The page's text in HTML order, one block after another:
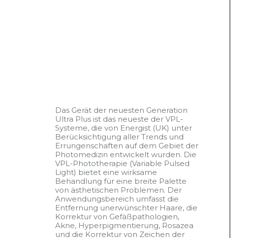
Das Gerät der neuesten Generation
Ultra Plus ist das neueste der VPL-
Systeme, die von Energist (UK) unter
Berücksichtigung aller Trends und
Errungenschaften auf dem Gebiet der
Photomedizin entwickelt wurden. Die
VPL-Phototherapie (Variable Pulsed
Light) bietet eine wirksame
Behandlung für eine breite Palette
von ästhetischen Problemen. Der
Anwendungsbereich umfasst die
Entfernung unerwünschter Haare, die
Korrektur von Gefäßpathologien,
Akne, Hyperpigmentierung, Rosazea
und die Korrektur von Zeichen der